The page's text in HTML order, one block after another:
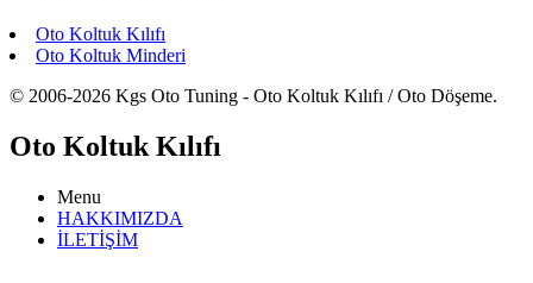
Oto Koltuk Kılıfı
Oto Koltuk Minderi
© 2006-2026 Kgs Oto Tuning - Oto Koltuk Kılıfı / Oto Döşeme.
Oto Koltuk Kılıfı
Menu
HAKKIMIZDA
İLETİŞİM